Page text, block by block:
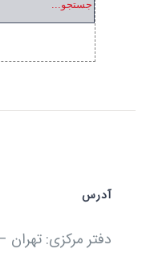
مرکزی: تهران –